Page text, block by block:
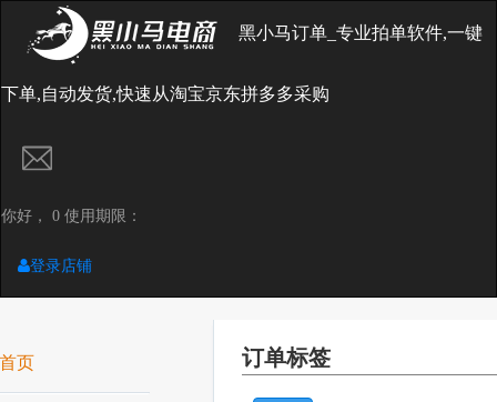
黑小马订单_专业拍单软件,一键
下单,自动发货,快速从淘宝京东拼多多采购
你好， 0 使用期限：
登录店铺
首页 订单标签